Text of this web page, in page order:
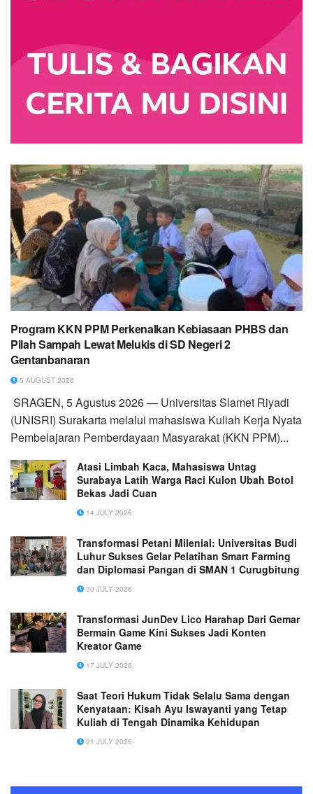
Program KKN PPM Perkenalkan Kebiasaan PHBS dan
Pilah Sampah Lewat Melukis di SD Negeri 2
Gentanbanaran
5 AUGUST 2026
SRAGEN, 5 Agustus 2026 — Universitas Slamet Riyadi
(UNISRI) Surakarta melalui mahasiswa Kuliah Kerja Nyata
Pembelajaran Pemberdayaan Masyarakat (KKN PPM)...
Atasi Limbah Kaca, Mahasiswa Untag
Surabaya Latih Warga Raci Kulon Ubah Botol
Bekas Jadi Cuan
14 JULY 2026
Transformasi Petani Milenial: Universitas Budi
Luhur Sukses Gelar Pelatihan Smart Farming
dan Diplomasi Pangan di SMAN 1 Curugbitung
30 JULY 2026
Transformasi JunDev Lico Harahap Dari Gemar
Bermain Game Kini Sukses Jadi Konten
Kreator Game
17 JULY 2026
Saat Teori Hukum Tidak Selalu Sama dengan
Kenyataan: Kisah Ayu Iswayanti yang Tetap
Kuliah di Tengah Dinamika Kehidupan
21 JULY 2026